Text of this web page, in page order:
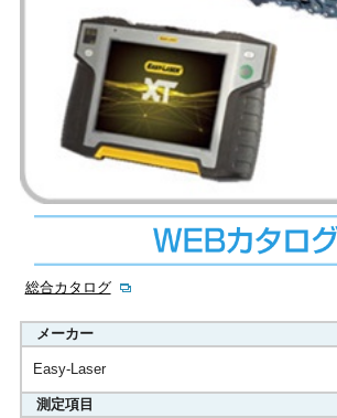
総合カタログ
メーカー
Easy-Laser
測定項目